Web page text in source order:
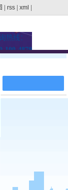
rss xml
热线：
100-4879
载地